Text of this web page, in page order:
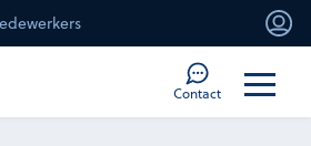
Contact